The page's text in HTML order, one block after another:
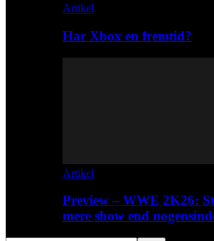
Artikel
Har Xbox en fremtid?
Artikel
Preview – WWE 2K26:
mere show end